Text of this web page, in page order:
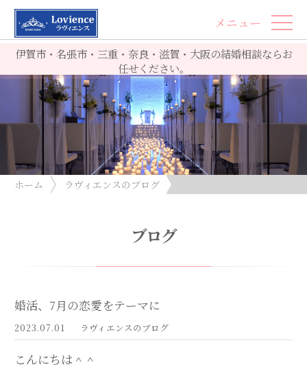
伊賀市・名張市・三重・奈良・滋賀・大阪の結婚相談ならお
任せください。
メニュー
ホーム
ラヴィエンスのブログ
ブログ
婚活、7月の恋愛をテーマに
2023.07.01 ラヴィエンスのブログ
こんにちは＾＾